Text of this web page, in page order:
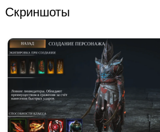
Скриншоты